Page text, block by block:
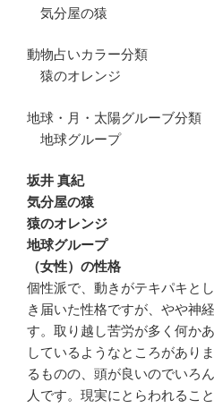
気分屋の猿
動物占いカラー分類
猿のオレンジ
地球・月・太陽グルーブ分類
地球グループ
坂井 真紀
気分屋の猿
猿のオレンジ
地球グループ
（女性）の性格
個性派で、動きがテキパキと
き届いた性格ですが、やや神
す。取り越し苦労が多く何か
しているようなところがあり
るものの、頭が良いのでいろ
人です。現実にとらわれるこ